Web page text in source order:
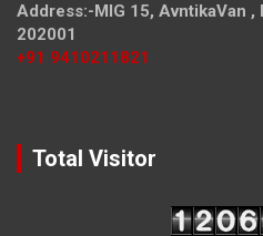
Address:-MIG 15, AvntikaVan ,
202001
+91 9410211821
Total Visitor